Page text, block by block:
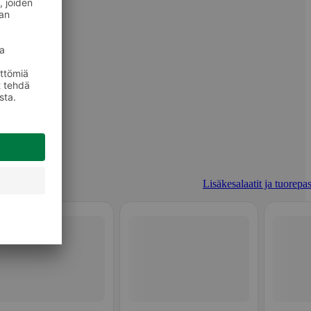
Lisäkesalaatit ja